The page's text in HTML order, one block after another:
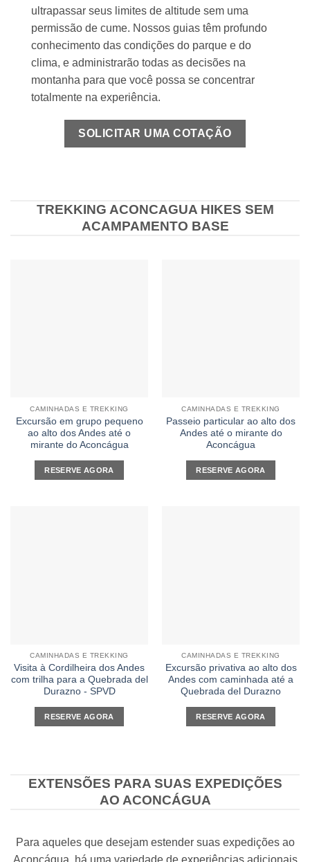
ultrapassar seus limites de altitude sem uma
permissão de cume. Nossos guias têm profundo
conhecimento das condições do parque e do
clima, e administrarão todas as decisões na
montanha para que você possa se concentrar
totalmente na experiência.
SOLICITAR UMA COTAÇÃO
TREKKING ACONCAGUA HIKES SEM
ACAMPAMENTO BASE
CAMINHADAS E TREKKING
Excursão em grupo pequeno
ao alto dos Andes até o
mirante do Aconcágua
RESERVE AGORA
CAMINHADAS E TREKKING
Passeio particular ao alto dos
Andes até o mirante do
Aconcágua
RESERVE AGORA
CAMINHADAS E TREKKING
Visita à Cordilheira dos Andes
com trilha para a Quebrada del
Durazno - SPVD
RESERVE AGORA
CAMINHADAS E TREKKING
Excursão privativa ao alto dos
Andes com caminhada até a
Quebrada del Durazno
RESERVE AGORA
EXTENSÕES PARA SUAS EXPEDIÇÕES
AO ACONCÁGUA
Para aqueles que desejam estender suas expedições ao
Aconcágua, há uma variedade de experiências adicionais